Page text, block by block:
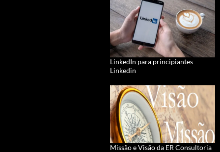
LinkedIn para principiantes
Linkedin
Missão e Visão da ER Consultoria